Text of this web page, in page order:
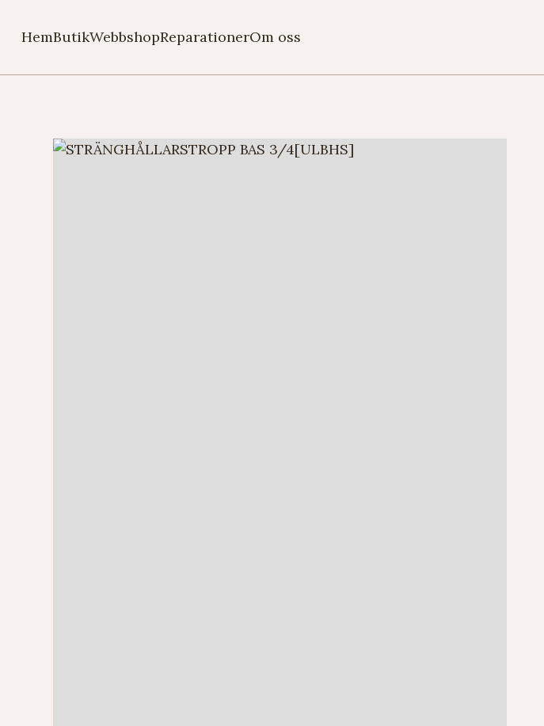
HemButikWebbshopReparationerOm oss